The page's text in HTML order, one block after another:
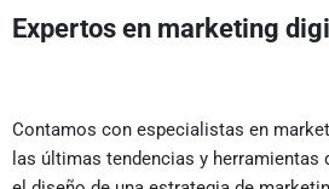
Expertos en marketing
Contamos con especialistas en
las últimas tendencias y herramientas